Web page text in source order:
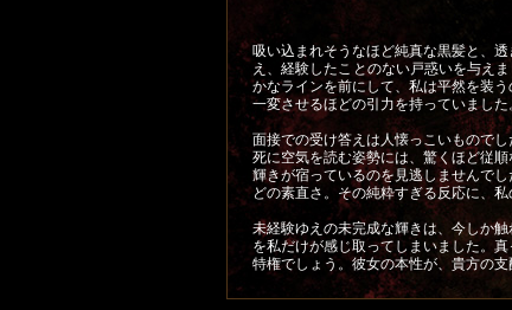
吸い込まれそうなほど純真な黒髪と、
え、経験したことのない戸惑いを与え
かなラインを前にして、私は平然を装
一変させるほどの引力を持っていました
面接での受け答えは人懐っこいもので
死に空気を読む姿勢には、驚くほど従
輝きが宿っているのを見逃しませんで
どの素直さ。その純粋すぎる反応に、
未経験ゆえの未完成な輝きは、今しか
を私だけが感じ取ってしまいました。
特権でしょう。彼女の本性が、貴方の